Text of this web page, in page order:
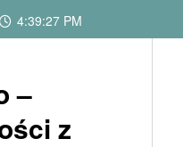
4:39:27 PM
–
z